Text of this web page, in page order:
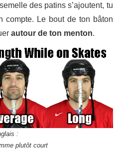
des patins s’ajoutent, tu
compte. Le bout de ton bâton
autour de ton menton.
:
plutôt court